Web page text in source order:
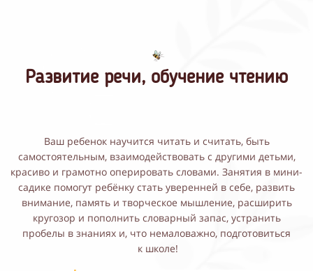
Развитие речи, обучение чтению
Ваш ребенок научится читать и считать, быть
самостоятельным, взаимодействовать с другими детьми,
красиво и грамотно оперировать словами. Занятия в мини-
садике помогут ребёнку стать уверенней в себе, развить
внимание, память и творческое мышление, расширить
кругозор и пополнить словарный запас, устранить
пробелы в знаниях и, что немаловажно, подготовиться
к школе!